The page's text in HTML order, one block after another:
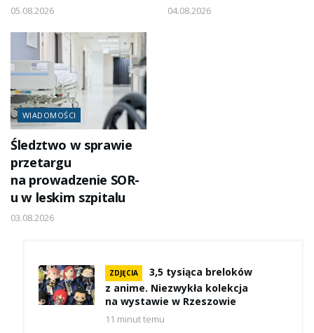
05.08.2026 04.08.2026
WIADOMOŚCI
Śledztwo w sprawie
przetargu
na prowadzenie SOR-
u w leskim szpitalu
03.08.2026
ZDJĘCIA
3,5 tysiąca breloków
z anime. Niezwykła kolekcja
na wystawie w Rzeszowie
11 minut temu